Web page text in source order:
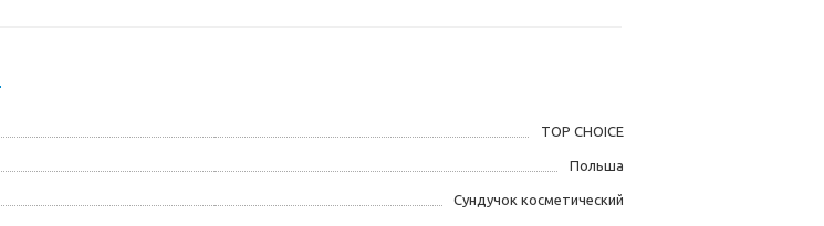
TOP CHOICE
Польша
Сундучок косметический